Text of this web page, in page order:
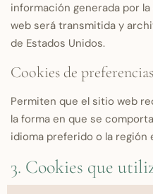
información generada por
web será transmitida y
de Estados Unidos.
Cookies de preferencias
Permiten que el sitio web
la forma en que se
idioma preferido o la región
3. Cookies que